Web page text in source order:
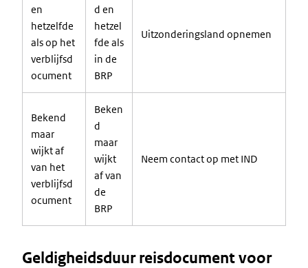
en
hetzelfde
als op het
verblijfsd
ocument
d en
hetzel
fde als
in de
BRP
Uitzonderingsland opnemen
Bekend
maar
wijkt af
van het
verblijfsd
ocument
Beken
d
maar
wijkt
af van
de
BRP
Neem contact op met IND
Geldigheidsduur reisdocument voor